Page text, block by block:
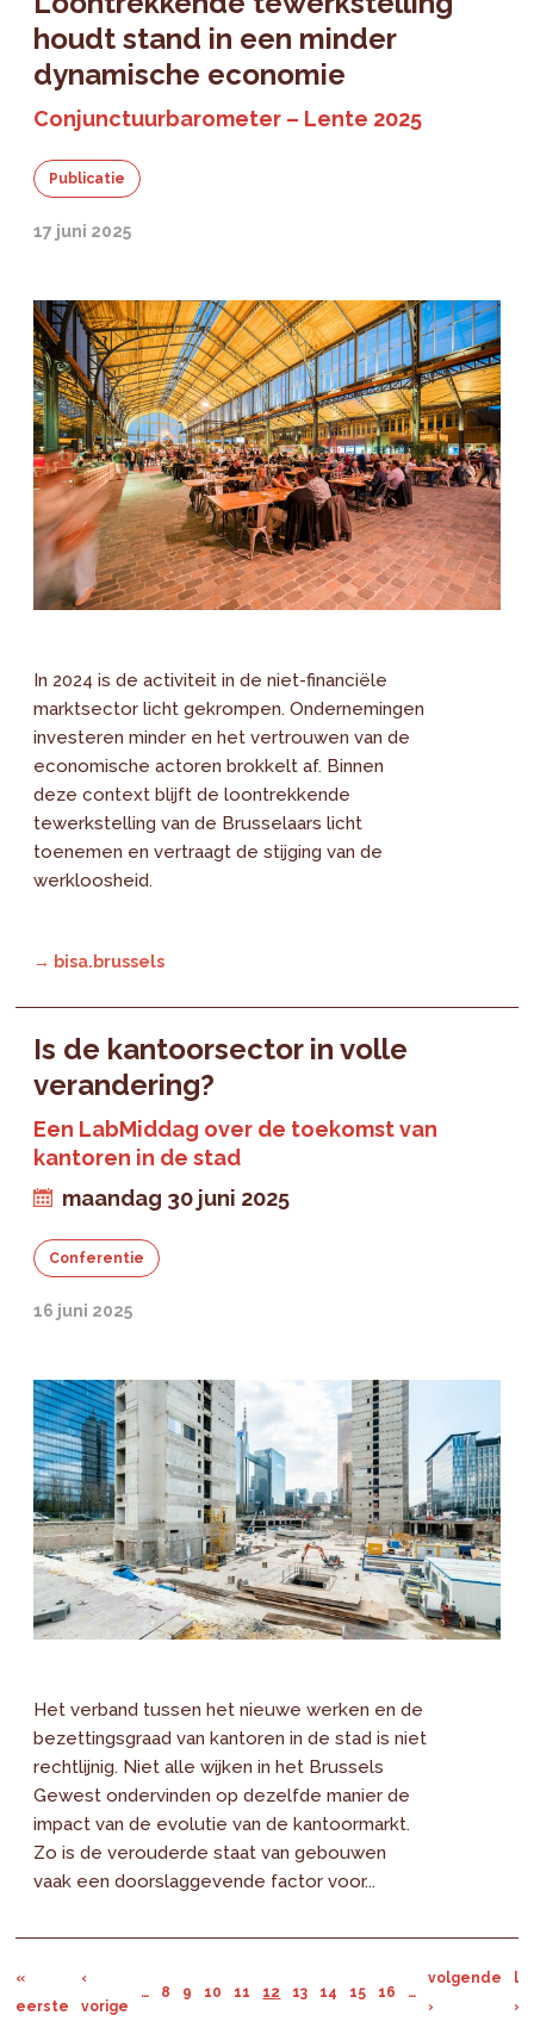
houdt stand in een minder
dynamische economie
Conjunctuurbarometer – Lente 2025
Publicatie
17 juni 2025
In 2024 is de activiteit in de niet-financiële
marktsector licht gekrompen. Ondernemingen
investeren minder en het vertrouwen van de
economische actoren brokkelt af. Binnen
deze context blijft de loontrekkende
tewerkstelling van de Brusselaars licht
toenemen en vertraagt de stijging van de
werkloosheid.
→ bisa.brussels
Is de kantoorsector in volle
verandering?
Een LabMiddag over de toekomst van
kantoren in de stad
maandag 30 juni 2025
Conferentie
16 juni 2025
Het verband tussen het nieuwe werken en de
bezettingsgraad van kantoren in de stad is niet
rechtlijnig. Niet alle wijken in het Brussels
Gewest ondervinden op dezelfde manier de
impact van de evolutie van de kantoormarkt.
Zo is de verouderde staat van gebouwen
vaak een doorslaggevende factor voor...
«
eerste
‹
vorige
… 8 9 10 11 12 13 14 15 16 …
volgende
›
»